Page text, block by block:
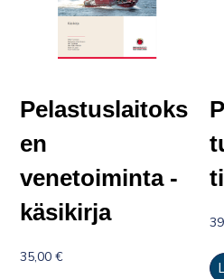
Pelastuslaitoks
en
venetoiminta -
käsikirja
35,00€